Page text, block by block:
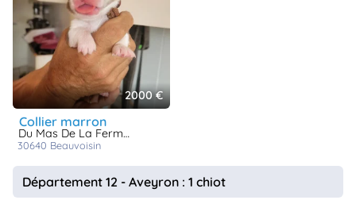
2000 €
collier marron
Du Mas De La Fermine
30640 beauvoisin
Département 12 - Aveyron : 1 chiot